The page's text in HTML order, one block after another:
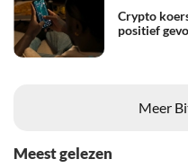
Crypto
positief
Meer
Meest gelezen